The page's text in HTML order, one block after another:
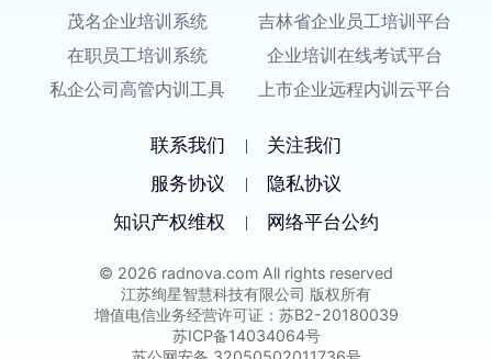
茂名企业培训系统
吉林省企业员工培训平台
在职员工培训系统
企业培训在线考试平台
私企公司高管内训工具
上市企业远程内训云平台
联系我们 |
关注我们
服务协议
|
隐私协议
知识产权维权
| 网络平台公约
© 2026 radnova.com All rights reserved
江苏绚星智慧科技有限公司 版权所有
增值电信业务经营许可证：苏B2-20180039
苏ICP备14034064号